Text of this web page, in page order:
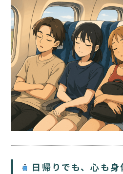
日帰りでも、心も